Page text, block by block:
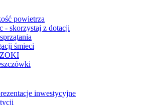
powietrza
- skorzystaj z dotacji
śmieci
inwestycyjne